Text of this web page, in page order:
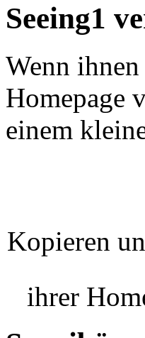
Seeing1
Wenn
Homepage
einem
Kopieren
ihrer